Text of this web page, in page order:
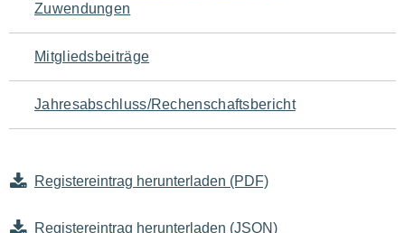
Zuwendungen
Mitgliedsbeiträge
Jahresabschluss/Rechenschaftsbericht
Registereintrag herunterladen (PDF)
Registereintrag herunterladen (JSON)